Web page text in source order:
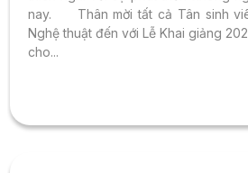
nay. Thân mời tất cả Tân sinh
Nghệ thuật đến với Lễ Khai giảng
cho...